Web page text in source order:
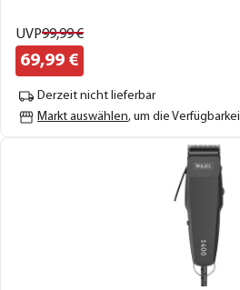
UVP99,99€
69,99 €
Derzeit nicht lieferbar
Markt auswählen, um die